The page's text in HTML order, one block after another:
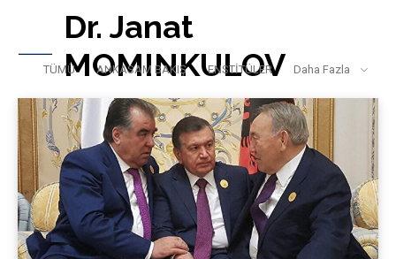
Dr. Janat
MOMINKULOV
TÜMÜ ANKASAM BAKIŞ ENSTİTÜLER Daha Fazla